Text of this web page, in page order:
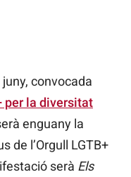
convocada
per la diversitat
enguany la
de l’Orgull LGTB+
serà Els